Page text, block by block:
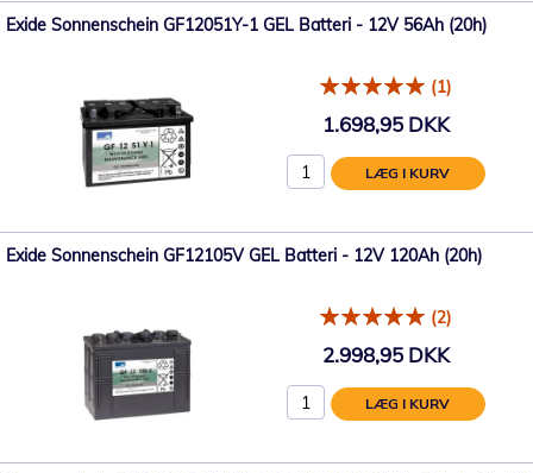
Exide Sonnenschein GF12051Y-1 GEL Batteri - 12V 56Ah (20h)
(1)
1.698,95 DKK
LÆG I KURV
Exide Sonnenschein GF12105V GEL Batteri - 12V 120Ah (20h)
(2)
2.998,95 DKK
LÆG I KURV